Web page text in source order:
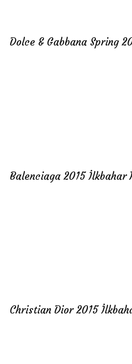
Dolce & Gabbana Spring
Balenciaga 2015 İlkbahar
Christian Dior 2015